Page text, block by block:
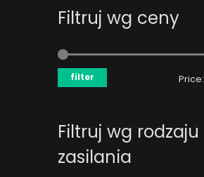
Filtruj wg ceny
filter Price:
Filtruj wg rodzaju
zasilania